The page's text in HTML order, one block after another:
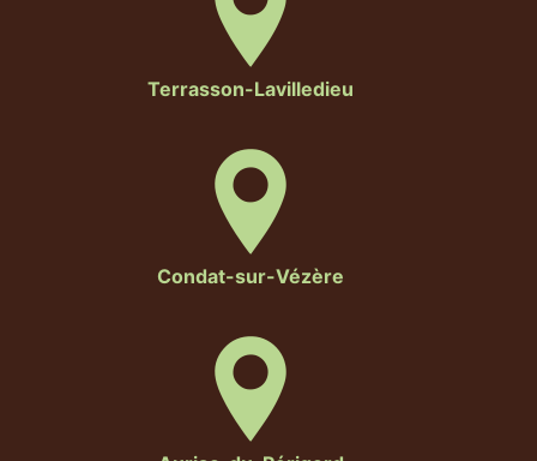
Terrasson-Lavilledieu
Condat-sur-Vézère